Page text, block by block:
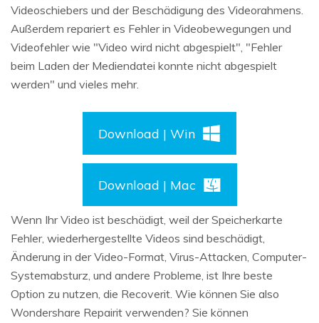
Videoschiebers und der Beschädigung des Videorahmens.
Außerdem repariert es Fehler in Videobewegungen und
Videofehler wie "Video wird nicht abgespielt", "Fehler
beim Laden der Mediendatei konnte nicht abgespielt
werden" und vieles mehr.
Download | Win
Download | Mac
Wenn Ihr Video ist beschädigt, weil der Speicherkarte
Fehler, wiederhergestellte Videos sind beschädigt,
Änderung in der Video-Format, Virus-Attacken, Computer-
Systemabsturz, und andere Probleme, ist Ihre beste
Option zu nutzen, die Recoverit. Wie können Sie also
Wondershare Repairit verwenden? Sie können